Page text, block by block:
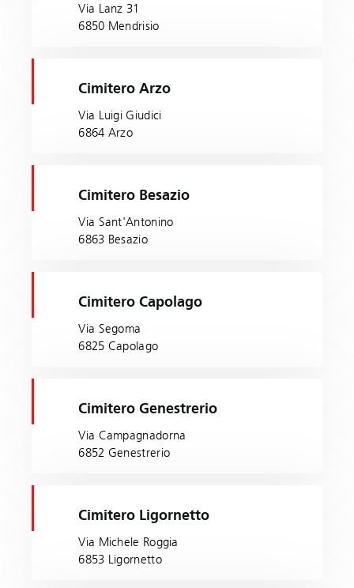
Via Lanz 31
6850 Mendrisio
Cimitero Arzo
Via Luigi Giudici
6864 Arzo
Cimitero Besazio
Via Sant'Antonino
6863 Besazio
Cimitero Capolago
Via Segoma
6825 Capolago
Cimitero Genestrerio
Via Campagnadorna
6852 Genestrerio
Cimitero Ligornetto
Via Michele Roggia
6853 Ligornetto